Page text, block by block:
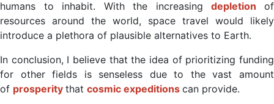
humans to inhabit. With the increasingdepletion
of
resources around the world, space travel would likely
introduce a plethora of plausible alternatives to Earth.
In conclusion, I believe that the idea of prioritizing funding
for other fields is senseless due to the vast amount
of prosperity that cosmic expeditions can provide.